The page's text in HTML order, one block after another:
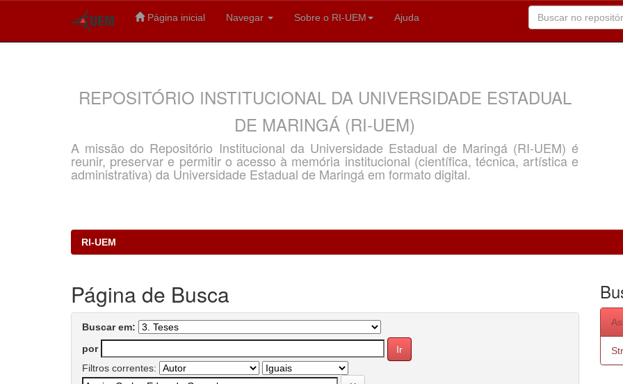
Página inicial Navegar Sobre o RI-UEM Ajuda
REPOSITÓRIO INSTITUCIONAL DA UNIVERSIDADE ESTADUAL
DE MARINGÁ (RI-UEM)
A missão do Repositório Institucional da Universidade Estadual de Maringá (RI-UEM) é
reunir, preservar e permitir o acesso à memória institucional (científica, técnica, artística e
administrativa) da Universidade Estadual de Maringá em formato digital.
RI-UEM
Página de Busca
Buscar em:
por
Filtros correntes: